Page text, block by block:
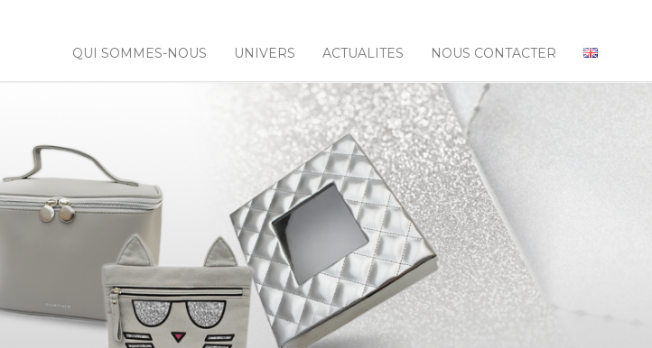
QUI SOMMES-NOUS UNIVERS ACTUALITES NOUS CONTACTER